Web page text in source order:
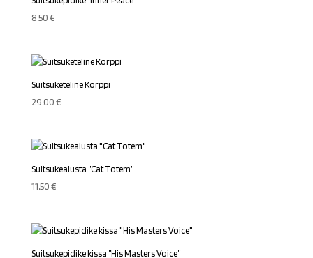
8,50€
Suitsuketeline Korppi
29,00€
Suitsukealusta ”Cat Totem”
11,50€
Suitsukepidike kissa ”His Masters Voice”